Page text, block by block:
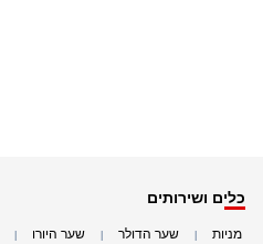
כלים ושירותים
מניות שער הדולר שער היורו